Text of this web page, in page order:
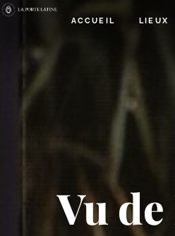
ACCUEIL LIEUX
Vu